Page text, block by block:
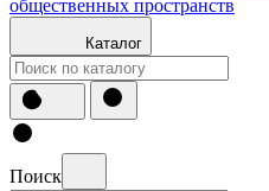
Каталог
Поиск